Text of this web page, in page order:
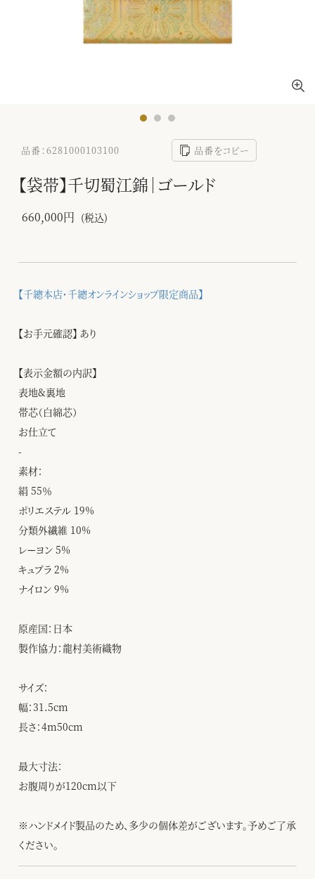
品番：6281000103100 品番をコピー
【袋帯】千切蜀江錦｜ゴールド
660,000円 (税込)
【千總本店・千總オンラインショップ限定商品】
【お手元確認】 あり
【表示金額の内訳】
表地&裏地
帯芯（白綿芯）
お仕立て
-
素材：
絹 55％
ポリエステル 19%
分類外繊維 10%
レーヨン 5%
キュプラ 2%
ナイロン 9%
原産国：日本
製作協力：龍村美術織物
サイズ：
幅：31.5cm
長さ：4m50cm
最大寸法：
お腹周りが120cm以下
※ハンドメイド製品のため、多少の個体差がございます。予めご了承
ください。